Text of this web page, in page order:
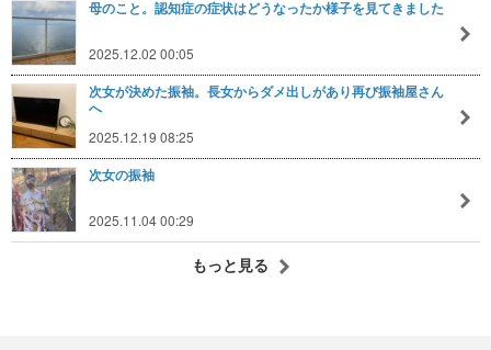
母のこと。認知症の症状はどうなったか様子を見てきました
2025.12.02 00:05
次女が決めた振袖。長女からダメ出しがあり再び振袖屋さん
へ
2025.12.19 08:25
次女の振袖
2025.11.04 00:29
もっと見る